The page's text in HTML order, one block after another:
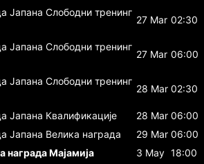
Јапана Слободни тренинг
27 Mar 02:30
Јапана Слободни тренинг
27 Mar 06:00
Јапана Слободни тренинг
28 Mar 02:30
Јапана Квалификације 28 Mar 06:00
Јапана Велика награда 29 Mar 06:00
награда Мајамија
3 May 18:00